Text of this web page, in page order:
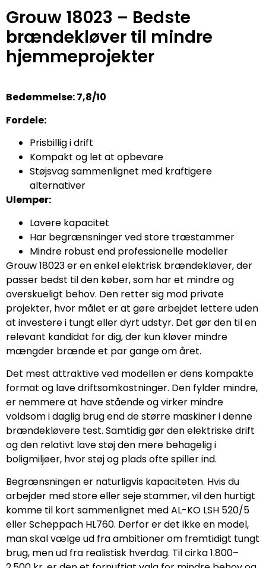
Grouw 18023 – Bedste
brændekløver til mindre
hjemmeprojekter
Bedømmelse: 7,8/10
Fordele:
Prisbillig i drift
Kompakt og let at opbevare
Støjsvag sammenlignet med kraftigere
alternativer
Ulemper:
Lavere kapacitet
Har begrænsninger ved store træstammer
Mindre robust end professionelle modeller
Grouw 18023 er en enkel elektrisk brændekløver, der
passer bedst til den køber, som har et mindre og
overskueligt behov. Den retter sig mod private
projekter, hvor målet er at gøre arbejdet lettere uden
at investere i tungt eller dyrt udstyr. Det gør den til en
relevant kandidat for dig, der kun kløver mindre
mængder brænde et par gange om året.
Det mest attraktive ved modellen er dens kompakte
format og lave driftsomkostninger. Den fylder mindre,
er nemmere at have stående og virker mindre
voldsom i daglig brug end de større maskiner i denne
brændekløvere test. Samtidig gør den elektriske drift
og den relativt lave støj den mere behagelig i
boligmiljøer, hvor støj og plads ofte spiller ind.
Begrænsningen er naturligvis kapaciteten. Hvis du
arbejder med store eller seje stammer, vil den hurtigt
komme til kort sammenlignet med AL-KO LSH 520/5
eller Scheppach HL760. Derfor er det ikke en model,
man skal vælge ud fra ambitioner om fremtidigt tungt
brug, men ud fra realistisk hverdag. Til cirka 1.800–